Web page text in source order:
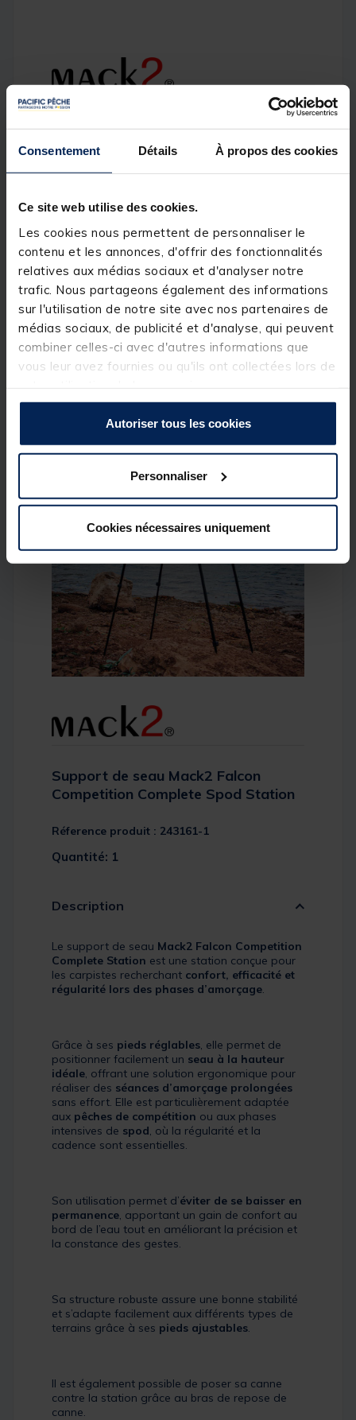
Consentement Détails À propos des cookies
Ce site web utilise des cookies.
Les cookies nous permettent de personnaliser le
contenu et les annonces, d'offrir des fonctionnalités
relatives aux médias sociaux et d'analyser notre
trafic. Nous partageons également des informations
sur l'utilisation de notre site avec nos partenaires de
médias sociaux, de publicité et d'analyse, qui peuvent
combiner celles-ci avec d'autres informations que
vous leur avez fournies ou qu'ils ont collectées lors de
Autoriser tous les cookies
Personnaliser
Cookies nécessaires uniquement
Seau Mack2 Square Bucket 10L
[object Object] out of 5 Customer Rating
Réference produit : 236877-1
Quantité: 1
Description
Un seau noir de 10L vendu avec couvercle et
disposant d'une poignée changeable de coté.
Dimensions: 26cm x 29cm x 19cm
Support de seau Mack2 Falcon
Competition Complete Spod Station
Réference produit : 243161-1
Quantité: 1
Description
Le support de seau Mack2 Falcon Competition
Complete Station est une station conçue pour
les carpistes recherchant confort, efficacité et
régularité lors des phases d’amorçage.
Grâce à ses pieds réglables, elle permet de
positionner facilement un seau à la hauteur
idéale, offrant une solution ergonomique pour
réaliser des séances d’amorçage prolongées
sans effort. Elle est particulièrement adaptée
aux pêches de compétition ou aux phases
intensives de spod, où la régularité et la
cadence sont essentielles.
Son utilisation permet d’éviter de se baisser en
permanence, apportant un gain de confort au
bord de l’eau tout en améliorant la précision et
la constance des gestes.
Sa structure robuste assure une bonne stabilité
et s’adapte facilement aux différents types de
terrains grâce à ses pieds ajustables.
Il est également possible de poser sa canne
contre la station grâce au bras de repose de
canne.